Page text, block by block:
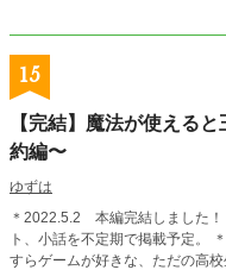
15
【完結】魔法が使える
約編〜
ゆずは
＊2022.5.2 本編完結しました
ト、小話を不定期で掲載予定。 ＊
すらゲームが好きな、ただの高